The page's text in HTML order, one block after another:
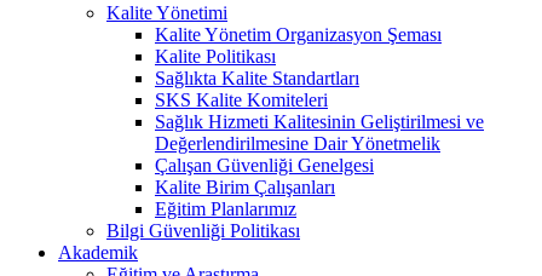
Kalite Yönetimi
Kalite Yönetim Organizasyon Şeması
Kalite Politikası
Sağlıkta Kalite Standartları
SKS Kalite Komiteleri
Sağlık Hizmeti Kalitesinin Geliştirilmesi ve
Değerlendirilmesine Dair Yönetmelik
Çalışan Güvenliği Genelgesi
Kalite Birim Çalışanları
Eğitim Planlarımız
Bilgi Güvenliği Politikası
Akademik